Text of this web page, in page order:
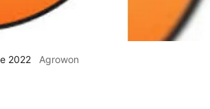
2022 Agrowon